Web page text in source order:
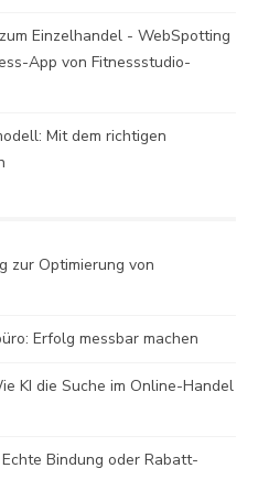
Einzelhandel - WebSpotting
App von Fitnessstudio-
Mit dem richtigen
zur Optimierung von
Erfolg messbar machen
KI die Suche im Online-Handel
Bindung oder Rabatt-